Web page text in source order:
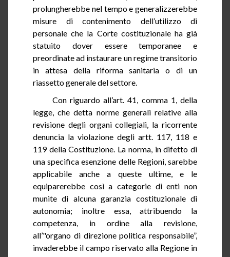
prolungherebbe nel tempo e generalizzerebbe
misure di contenimento dell’utilizzo di
personale che la Corte costituzionale ha già
statuito dover essere temporanee e
preordinate ad instaurare un regime transitorio
in attesa della riforma sanitaria o di un
riassetto generale del settore.
Con riguardo all’art.41
, comma 1, della
legge, che detta norme generali relative alla
revisione degli organi collegiali, la ricorrente
denuncia la violazione degli artt. 117, 118 e
119 della Costituzione. La norma, in difetto di
una specifica esenzione delle Regioni, sarebbe
applicabile anche a queste ultime, e le
equiparerebbe così a categorie di enti non
munite di alcuna garanzia costituzionale di
autonomia; inoltre essa, attribuendo la
competenza, in ordine alla revisione,
all’"organo di direzione politica responsabile”,
invaderebbe il campo riservato alla Regione in